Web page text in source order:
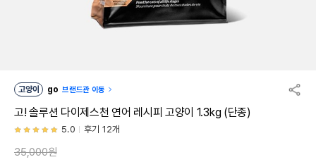
고양이 go 브랜드관 이동
고! 솔루션 다이제스천 연어 레시피 고양이 1.3kg (단종)
5.0 후기 12개
35,000원